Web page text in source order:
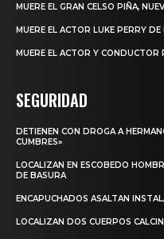
MUERE EL GRAN CELSO PIÑA,
MUERE EL ACTOR LUKE PERRY
MUERE EL ACTOR Y
SEGURIDAD
DETIENEN CON DROGA A
CUMBRES»
LOCALIZAN EN ESCOBEDO
DE BASURA
ENCAPUCHADOS ASALTAN
LOCALIZAN DOS CUERPOS